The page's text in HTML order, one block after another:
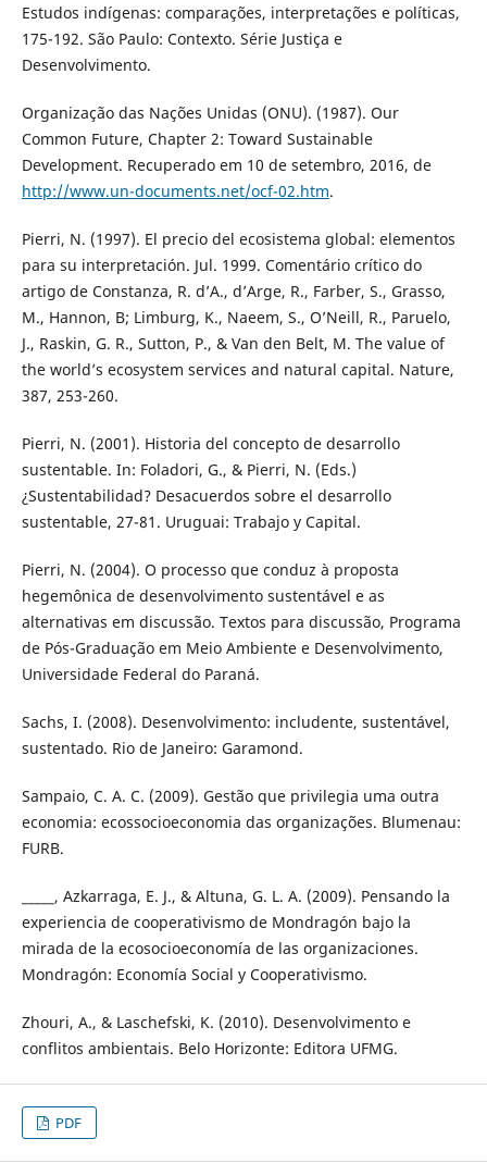
Estudos indígenas: comparações, interpretações e políticas,
175-192. São Paulo: Contexto. Série Justiça e
Desenvolvimento.
Organização das Nações Unidas (ONU). (1987). Our
Common Future, Chapter 2: Toward Sustainable
Development. Recuperado em 10 de setembro, 2016, de
http://www.un-documents.net/ocf-02.htm.
Pierri, N. (1997). El precio del ecosistema global: elementos
para su interpretación. Jul. 1999. Comentário crítico do
artigo de Constanza, R. d’A., d’Arge, R., Farber, S., Grasso,
M., Hannon, B; Limburg, K., Naeem, S., O’Neill, R., Paruelo,
J., Raskin, G. R., Sutton, P., & Van den Belt, M. The value of
the world’s ecosystem services and natural capital. Nature,
387, 253-260.
Pierri, N. (2001). Historia del concepto de desarrollo
sustentable. In: Foladori, G., & Pierri, N. (Eds.)
¿Sustentabilidad? Desacuerdos sobre el desarrollo
sustentable, 27-81. Uruguai: Trabajo y Capital.
Pierri, N. (2004). O processo que conduz à proposta
hegemônica de desenvolvimento sustentável e as
alternativas em discussão. Textos para discussão, Programa
de Pós-Graduação em Meio Ambiente e Desenvolvimento,
Universidade Federal do Paraná.
Sachs, I. (2008). Desenvolvimento: includente, sustentável,
sustentado. Rio de Janeiro: Garamond.
Sampaio, C. A. C. (2009). Gestão que privilegia uma outra
economia: ecossocioeconomia das organizações. Blumenau:
FURB.
_____, Azkarraga, E. J., & Altuna, G. L. A. (2009). Pensando la
experiencia de cooperativismo de Mondragón bajo la
mirada de la ecosocioeconomía de las organizaciones.
Mondragón: Economía Social y Cooperativismo.
Zhouri, A., & Laschefski, K. (2010). Desenvolvimento e
conflitos ambientais. Belo Horizonte: Editora UFMG.
PDF